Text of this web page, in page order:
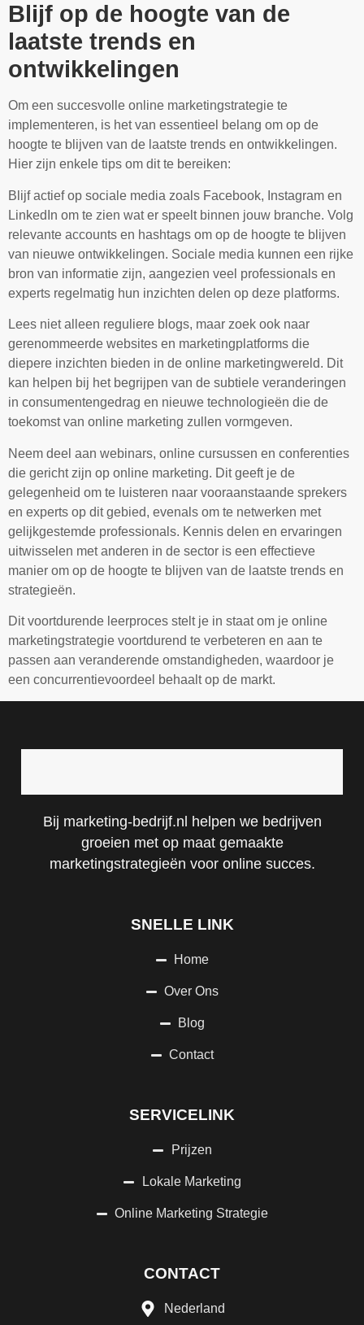
Blijf op de hoogte van de
laatste trends en
ontwikkelingen
Om een succesvolle online marketingstrategie te
implementeren, is het van essentieel belang om op de
hoogte te blijven van de laatste trends en ontwikkelingen.
Hier zijn enkele tips om dit te bereiken:
Blijf actief op sociale media zoals Facebook, Instagram en
LinkedIn om te zien wat er speelt binnen jouw branche. Volg
relevante accounts en hashtags om op de hoogte te blijven
van nieuwe ontwikkelingen. Sociale media kunnen een rijke
bron van informatie zijn, aangezien veel professionals en
experts regelmatig hun inzichten delen op deze platforms.
Lees niet alleen reguliere blogs, maar zoek ook naar
gerenommeerde websites en marketingplatforms die
diepere inzichten bieden in de online marketingwereld. Dit
kan helpen bij het begrijpen van de subtiele veranderingen
in consumentengedrag en nieuwe technologieën die de
toekomst van online marketing zullen vormgeven.
Neem deel aan webinars, online cursussen en conferenties
die gericht zijn op online marketing. Dit geeft je de
gelegenheid om te luisteren naar vooraanstaande sprekers
en experts op dit gebied, evenals om te netwerken met
gelijkgestemde professionals. Kennis delen en ervaringen
uitwisselen met anderen in de sector is een effectieve
manier om op de hoogte te blijven van de laatste trends en
strategieën.
Dit voortdurende leerproces stelt je in staat om je online
marketingstrategie voortdurend te verbeteren en aan te
passen aan veranderende omstandigheden, waardoor je
een concurrentievoordeel behaalt op de markt.
Bij marketing-bedrijf.nl helpen we bedrijven
groeien met op maat gemaakte
marketingstrategieën voor online succes.
SNELLE LINK
Home
Over Ons
Blog
Contact
SERVICELINK
Prijzen
Lokale Marketing
Online Marketing Strategie
CONTACT
Nederland